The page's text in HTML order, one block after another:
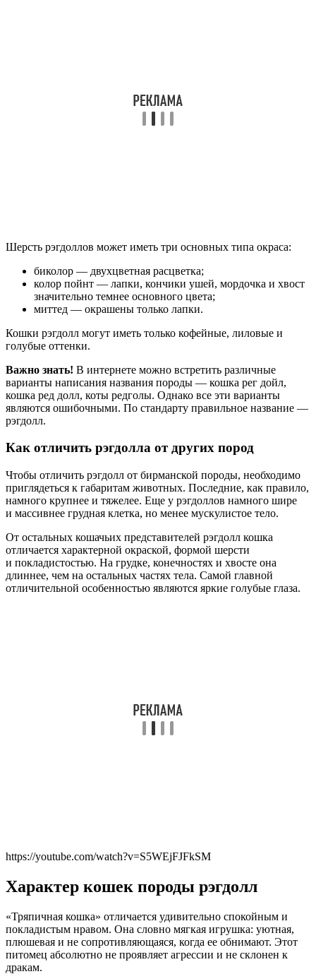
Шерсть рэгдоллов может иметь три основных типа окраса:
биколор — двухцветная расцветка;
колор пойнт — лапки, кончики ушей, мордочка и хвост
значительно темнее основного цвета;
миттед — окрашены только лапки.
Кошки рэгдолл могут иметь только кофейные, лиловые и
голубые оттенки.
Важно знать! В интернете можно встретить различные
варианты написания названия породы — кошка рег дойл,
кошка ред долл, коты редголы. Однако все эти варианты
являются ошибочными. По стандарту правильное название —
рэгдолл.
Как отличить рэгдолла от других пород
Чтобы отличить рэгдолл от бирманской породы, необходимо
приглядеться к габаритам животных. Последние, как правило,
намного крупнее и тяжелее. Еще у рэгдоллов намного шире
и массивнее грудная клетка, но менее мускулистое тело.
От остальных кошачьих представителей рэгдолл кошка
отличается характерной окраской, формой шерсти
и покладистостью. На грудке, конечностях и хвосте она
длиннее, чем на остальных частях тела. Самой главной
отличительной особенностью являются яркие голубые глаза.
https://youtube.com/watch?v=S5WEjFJFkSM
Характер кошек породы рэгдолл
«Тряпичная кошка» отличается удивительно спокойным и
покладистым нравом. Она словно мягкая игрушка: уютная,
плюшевая и не сопротивляющаяся, когда ее обнимают. Этот
питомец абсолютно не проявляет агрессии и не склонен к
дракам.